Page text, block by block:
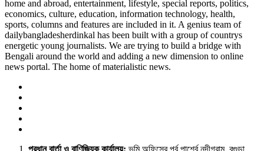
home and abroad, entertainment, lifestyle, special reports, politics,
economics, culture, education, information technology, health,
sports, columns and features are included in it. A genius team of
dailybangladesherdinkal has been built with a group of countrys
energetic young journalists. We are trying to build a bridge with
Bengali around the world and adding a new dimension to online
news portal. The home of materialistic news.
প্রধান বার্তা ও বাণিজ্যিক কার্যালয়: ভূমি অফিসের পূর্ব পার্শ্বে নন্দীগ্রাম, বগুড়া